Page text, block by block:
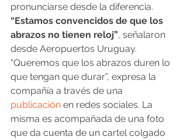
pronunciarse desde la diferencia.
“Estamos convencidos de que los
abrazos no tienen reloj”, señalaron
desde Aeropuertos Uruguay.
“Queremos que los abrazos duren lo
que tengan que durar”, expresa la
compañía a través de una
publicación en redes sociales. La
misma es acompañada de una foto
que da cuenta de un cartel colgado